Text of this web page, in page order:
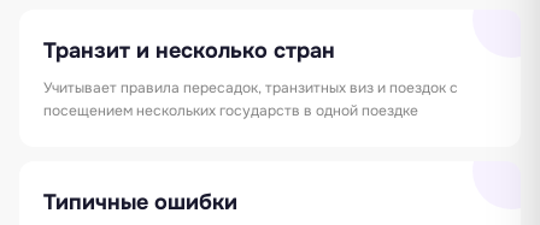
Транзит и несколько стран
Учитывает правила пересадок, транзитных виз и поездок с
посещением нескольких государств в одной поездке
Типичные ошибки